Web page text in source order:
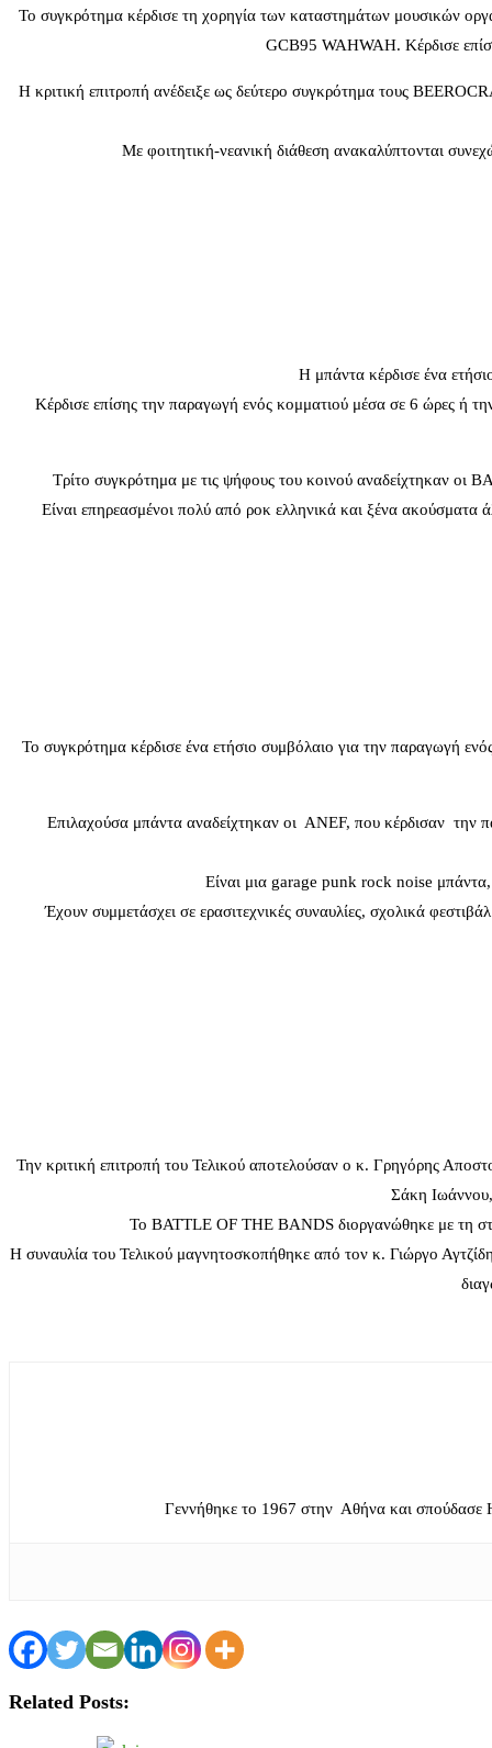
Το συγκρότημα κέρδισε τη χορηγία των καταστημάτων μουσικών
GCB95 WAHWAH. Κέρδισε
Η κριτική επιτροπή ανέδειξε ως δεύτερο συγκρότημα τους
Με φοιτητική-νεανική διάθεση ανακαλύπτονται
Η μπάντα κέρδισε ένα
Κέρδισε επίσης την παραγωγή ενός κομματιού μέσα σε 6 ώρες ή
Τρίτο συγκρότημα με τις ψήφους του κοινού αναδείχτηκαν οι
Είναι επηρεασμένοι πολύ από ροκ ελληνικά και ξένα ακούσματα
Το συγκρότημα κέρδισε ένα ετήσιο συμβόλαιο για την παραγωγή
Επιλαχούσα μπάντα αναδείχτηκαν οι ΑΝEF, που κέρδισαν
Είναι μια garage punk rock noise
Έχουν συμμετάσχει σε ερασιτεχνικές συναυλίες, σχολικά
Την κριτική επιτροπή του Τελικού αποτελούσαν ο κ. Γρηγόρης
Σάκη
Το BATTLE OF THE BANDS διοργανώθηκε με τη
Η συναυλία του Τελικού μαγνητοσκοπήθηκε από τον κ. Γιώργο
Γεννήθηκε το 1967 στην Αθήνα και σπούδασε
Related Posts: